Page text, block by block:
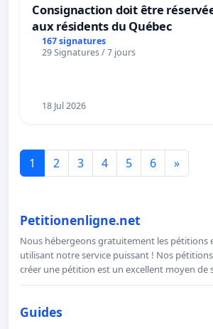
Consignaction doit être
aux résidents du Québec
167 signatures
29 Signatures / 7 jours
18 Jul 2026
1 2 3 4 5 6 »
Petitionenligne.net
Nous hébergeons gratuitement les pétitions
utilisant notre service puissant ! Nos
créer une pétition est un excellent moyen de
Guides